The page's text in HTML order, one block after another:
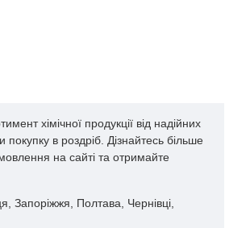
хімічної продукції від надійних
в роздріб. Дізнайтесь більше
на сайті та отримайте
Запоріжжя, Полтава, Чернівці,